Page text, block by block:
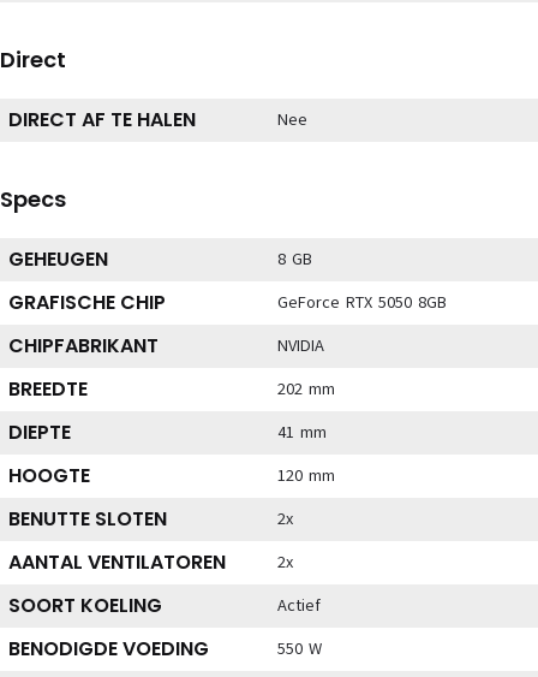
Direct
DIRECT AF TE HALEN Nee
Specs
GEHEUGEN 8 GB
GRAFISCHE CHIP GeForce RTX 5050 8GB
CHIPFABRIKANT NVIDIA
BREEDTE 202 mm
DIEPTE 41 mm
HOOGTE 120 mm
BENUTTE SLOTEN 2x
AANTAL VENTILATOREN 2x
SOORT KOELING Actief
BENODIGDE VOEDING 550 W